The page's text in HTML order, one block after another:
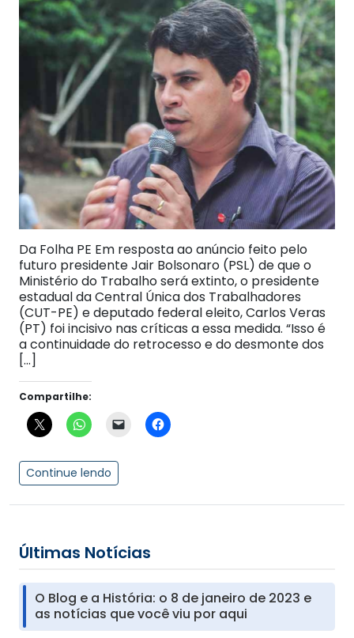
Da Folha PE Em resposta ao anúncio feito pelo
futuro presidente Jair Bolsonaro (PSL) de que o
Ministério do Trabalho será extinto, o presidente
estadual da Central Única dos Trabalhadores
(CUT-PE) e deputado federal eleito, Carlos Veras
(PT) foi incisivo nas críticas a essa medida. “Isso é
a continuidade do retrocesso e do desmonte dos
[…]
Compartilhe:
Continue lendo
Últimas Notícias
O Blog e a História: o 8 de janeiro de 2023 e
as notícias que você viu por aqui